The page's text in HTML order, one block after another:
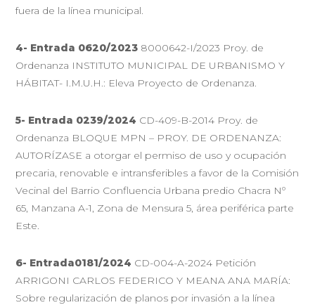
fuera de la línea municipal.
4- Entrada 0620/2023 8000642-I/2023 Proy. de
Ordenanza INSTITUTO MUNICIPAL DE URBANISMO Y
HÁBITAT- I.M.U.H.: Eleva Proyecto de Ordenanza.
5- Entrada 0239/2024 CD-409-B-2014 Proy. de
Ordenanza BLOQUE MPN – PROY. DE ORDENANZA:
AUTORÍZASE a otorgar el permiso de uso y ocupación
precaria, renovable e intransferibles a favor de la Comisión
Vecinal del Barrio Confluencia Urbana predio Chacra Nº
65, Manzana A-1, Zona de Mensura 5, área periférica parte
Este.
6- Entrada0181/2024 CD-004-A-2024 Petición
ARRIGONI CARLOS FEDERICO Y MEANA ANA MARÍA:
Sobre regularización de planos por invasión a la línea